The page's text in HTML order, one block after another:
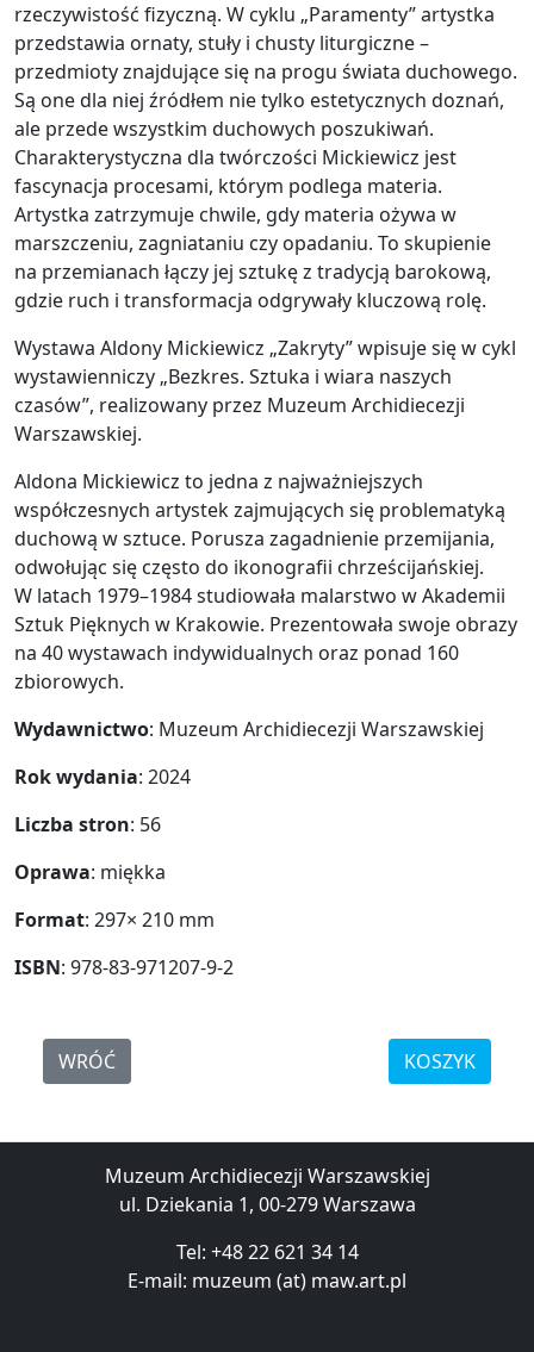
rzeczywistość fizyczną. W cyklu „Paramenty” artystka
przedstawia ornaty, stuły i chusty liturgiczne –
przedmioty znajdujące się na progu świata duchowego.
Są one dla niej źródłem nie tylko estetycznych doznań,
ale przede wszystkim duchowych poszukiwań.
Charakterystyczna dla twórczości Mickiewicz jest
fascynacja procesami, którym podlega materia.
Artystka zatrzymuje chwile, gdy materia ożywa w
marszczeniu, zagniataniu czy opadaniu. To skupienie
na przemianach łączy jej sztukę z tradycją barokową,
gdzie ruch i transformacja odgrywały kluczową rolę.
Wystawa Aldony Mickiewicz „Zakryty” wpisuje się w cykl
wystawienniczy „Bezkres. Sztuka i wiara naszych
czasów”, realizowany przez Muzeum Archidiecezji
Warszawskiej.
Aldona Mickiewicz to jedna z najważniejszych
współczesnych artystek zajmujących się problematyką
duchową w sztuce. Porusza zagadnienie przemijania,
odwołując się często do ikonografii chrześcijańskiej.
W latach 1979–1984 studiowała malarstwo w Akademii
Sztuk Pięknych w Krakowie. Prezentowała swoje obrazy
na 40 wystawach indywidualnych oraz ponad 160
zbiorowych.
Wydawnictwo: Muzeum Archidiecezji Warszawskiej
Rok wydania: 2024
Liczba stron: 56
Oprawa: miękka
Format: 297× 210 mm
ISBN: 978-83-971207-9-2
WRÓĆ KOSZYK
Muzeum Archidiecezji Warszawskiej
ul. Dziekania 1, 00-279 Warszawa
Tel: +48 22 621 34 14
E-mail: muzeum (at) maw.art.pl